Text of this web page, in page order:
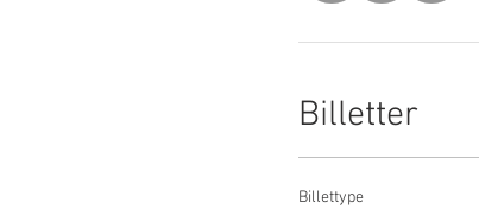
Billetter
Billettype